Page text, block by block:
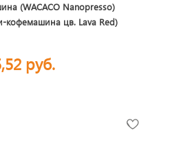
(WACACO Nanopresso)
кофемашина цв. Lava Red)
руб.